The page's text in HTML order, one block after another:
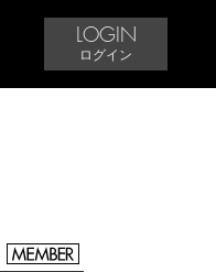
LOGIN
ログイン